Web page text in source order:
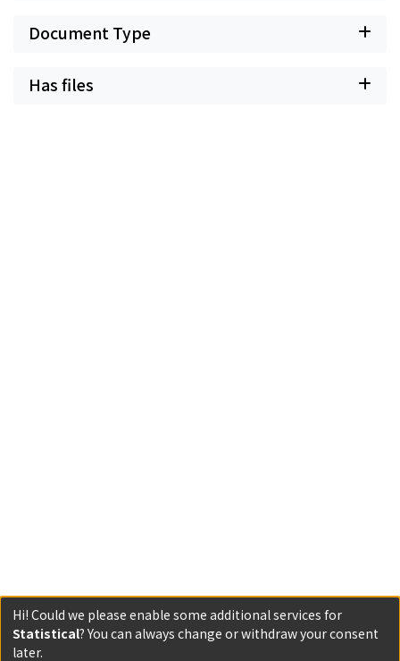
Document Type
Has files
Powered by DSpace and JAIRO Crawler-List
Hi! Could we please enable some additional services for
Statistical? You can always change or withdraw your consent
later.